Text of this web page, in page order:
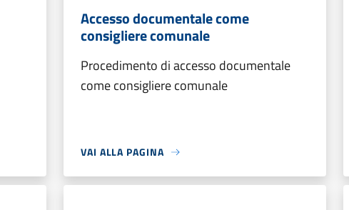
Accesso documentale come
consigliere comunale
Procedimento di accesso documentale
come consigliere comunale
VAI ALLA PAGINA